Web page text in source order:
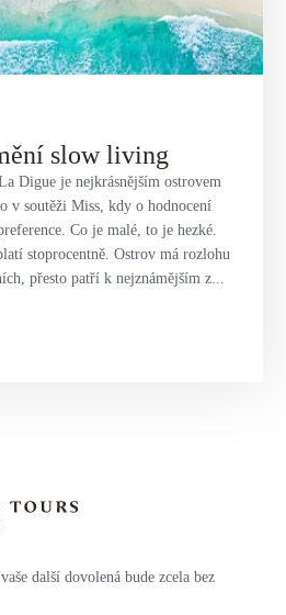
slow living
Digue je nejkrásnějším ostrovem
v soutěži Miss, kdy o hodnocení
Co je malé, to je hezké.
stoprocentně. Ostrov má rozlohu
přesto patří k nejznámějším z...
další dovolená bude zcela bez